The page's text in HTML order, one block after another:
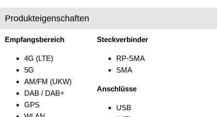
Produkteigenschaften
Empfangsbereich
4G (LTE)
5G
AM/FM (UKW)
DAB / DAB+
GPS
Steckverbinder
RP-SMA
SMA
Anschlüsse
USB